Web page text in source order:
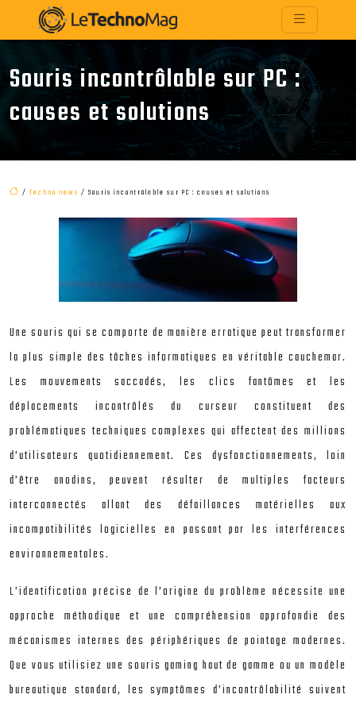
Souris incontrôlable sur PC :
causes et solutions
/ Techno news / Souris incontrôlable sur PC : causes et solutions
Une souris qui se comporte de manière erratique peut transformer
la plus simple des tâches informatiques en véritable cauchemar.
Les mouvements saccadés, les clics fantômes et les
déplacements incontrôlés du curseur constituent des
problématiques techniques complexes qui affectent des millions
d’utilisateurs quotidiennement. Ces dysfonctionnements, loin
d’être anodins, peuvent résulter de multiples facteurs
interconnectés allant des défaillances matérielles aux
incompatibilités logicielles en passant par les interférences
environnementales.
L’identification précise de l’origine du problème nécessite une
approche méthodique et une compréhension approfondie des
mécanismes internes des périphériques de pointage modernes.
Que vous utilisiez une souris gaming haut de gamme ou un modèle
bureautique standard, les symptômes d’incontrôlabilité suivent